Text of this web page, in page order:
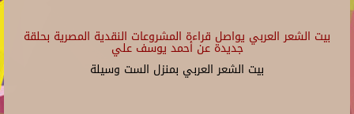
بيت الشعر العربي يواصل قراءة المشروعات النقدية المصرية بحلقة
جديدة عن أحمد يوسف علي
بيت الشعر العربي بمنزل الست وسيلة